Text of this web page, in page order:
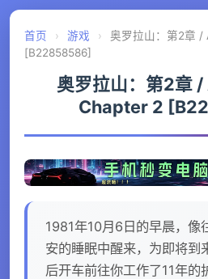
首页 › 游戏 ›
奥罗拉山：第2章 /
[B22858586]
奥罗拉山：第2章
Chapter 2
1981年10月6日的早晨，像
安的睡眠中醒来，为即将到
后开车前往你工作了11年的